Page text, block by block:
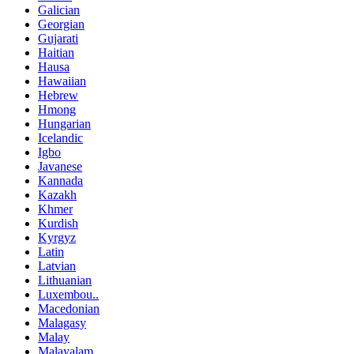
Galician
Georgian
Gujarati
Haitian
Hausa
Hawaiian
Hebrew
Hmong
Hungarian
Icelandic
Igbo
Javanese
Kannada
Kazakh
Khmer
Kurdish
Kyrgyz
Latin
Latvian
Lithuanian
Luxembou..
Macedonian
Malagasy
Malay
Malayalam